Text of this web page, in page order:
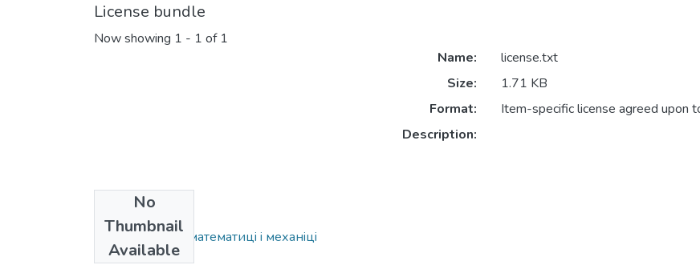
License bundle
Now showing 1 - 1 of 1
No
Thumbnail
Available
Name:
license.txt
Size:
1.71 KB
Format:
Item-specific license agreed upon
Description:
Collections
Дослiдження в математицi i механiцi